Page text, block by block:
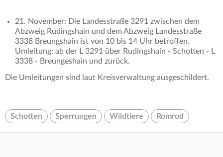
21. November: Die Landesstraße 3291 zwischen dem
Abzweig Rudingshain und dem Abzweig Landesstraße
3338 Breungshain ist von 10 bis 14 Uhr betroffen.
Umleitung: ab der L 3291 über Rudingshain - Schotten - L
3338 - Breungeshain und zurück.
Die Umleitungen sind laut Kreisverwaltung ausgeschildert.
Schotten Sperrungen Wildtiere Romrod